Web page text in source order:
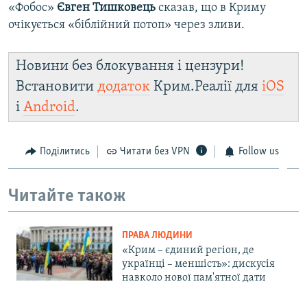
«Фобос» Євген Тишковець сказав, що в Криму
очікується «біблійний потоп» через зливи.
Новини без блокування і цензури!
Встановити додаток Крим.Реалії для iOS
і Android.
Поділитись Читати без VPN Follow us
Читайте також
ПРАВА ЛЮДИНИ
«Крим – єдиний регіон, де
українці – меншість»: дискусія
навколо нової пам'ятної дати